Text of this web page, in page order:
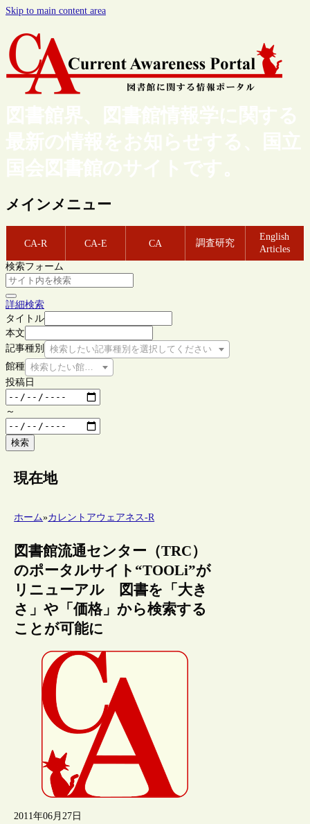
Skip to main content area
図書館界、図書館情報学に関する
最新の情報をお知らせする、国立
国会図書館のサイトです。
メインメニュー
CA-R CA-E CA 調査研究
English
Articles
検索フォーム
詳細検索
タイトル
本文
記事種別
検索したい記事種別を選択してください
館種 検索したい館種を選択してください
投稿日
～
検索
現在地
ホーム»カレントアウェアネス-R
図書館流通センター（TRC）
のポータルサイト“TOOLi”が
リニューアル 図書を「大き
さ」や「価格」から検索する
ことが可能に
2011年06月27日